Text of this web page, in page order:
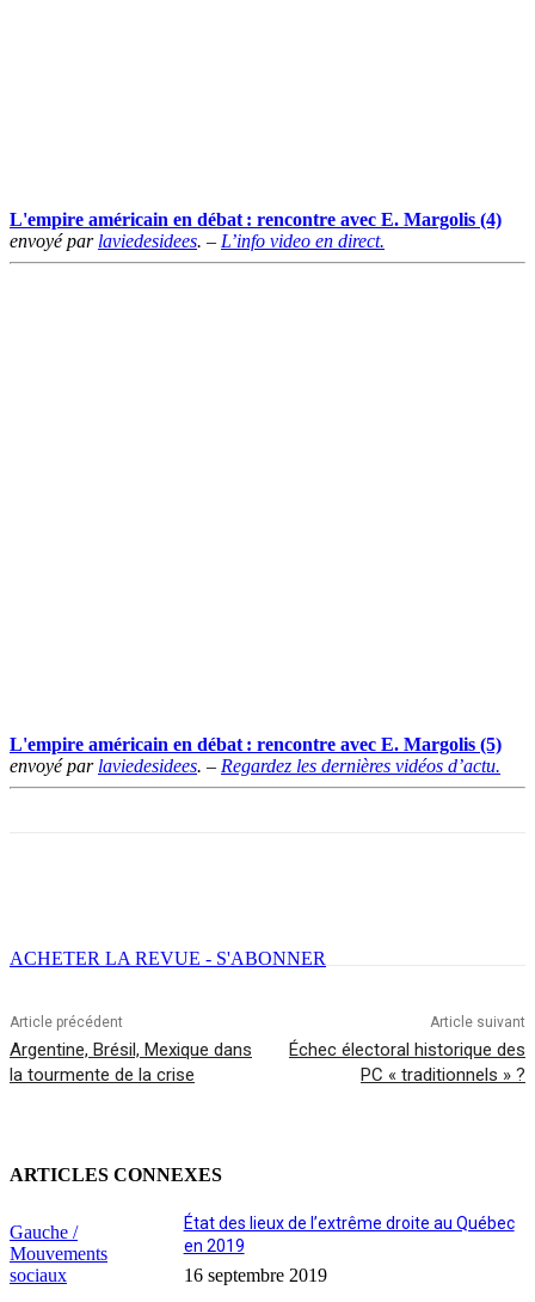
L'empire américain en débat : rencontre avec E. Margolis (4)
envoyé par laviedesidees. – L’info video en direct.
L'empire américain en débat : rencontre avec E. Margolis (5)
envoyé par laviedesidees. – Regardez les dernières vidéos d’actu.
ACHETER LA REVUE - S'ABONNER
Article précédent
Argentine, Brésil, Mexique dans
la tourmente de la crise
Article suivant
Échec électoral historique des
PC « traditionnels » ?
ARTICLES CONNEXES
Gauche /
Mouvements
sociaux
État des lieux de l’extrême droite au Québec
en 2019
16 septembre 2019